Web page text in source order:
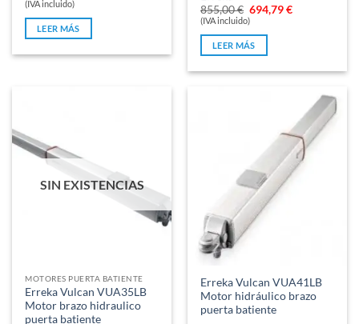
con
0
de
5
era:
803,00 €.
(IVA incluido)
LEER MÁS
con
0
855,00€ El
precio
era:
855,00 €.
694,79€El
(IVA incluido)
LEER MÁS
SIN EXISTENCIAS
MOTORES PUERTA BATIENTE
Erreka Vulcan VUA35LB
Motor brazo hidraulico
puerta batiente
Erreka Vulcan VUA41LB
Motor hidráulico brazo
puerta batiente